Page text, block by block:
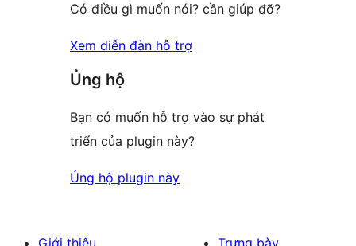
Có điều gì muốn nói? cần giúp đỡ?
Xem diễn đàn hỗ trợ
Ủng hộ
Bạn có muốn hỗ trợ vào sự phát
triển của plugin này?
Ủng hộ plugin này